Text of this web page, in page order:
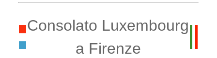
Consolato Luxembourg
a Firenze